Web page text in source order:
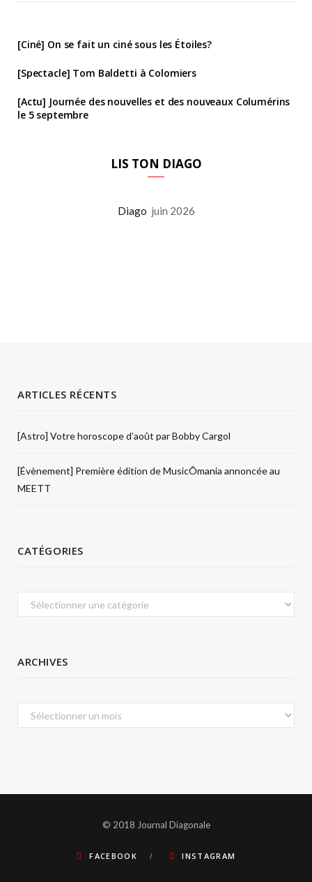
[Ciné] On se fait un ciné sous les Étoiles?
[Spectacle] Tom Baldetti à Colomiers
[Actu] Journée des nouvelles et des nouveaux Columérins
le 5 septembre
LIS TON DIAGO
Diago juin 2026
ARTICLES RÉCENTS
[Astro] Votre horoscope d’août par Bobby Cargol
[Évènement] Première édition de MusicÔmania annoncée au
MEETT
CATÉGORIES
Catégories
ARCHIVES
Archives
© 2018 Journal Diagonale
FACEBOOK INSTAGRAM